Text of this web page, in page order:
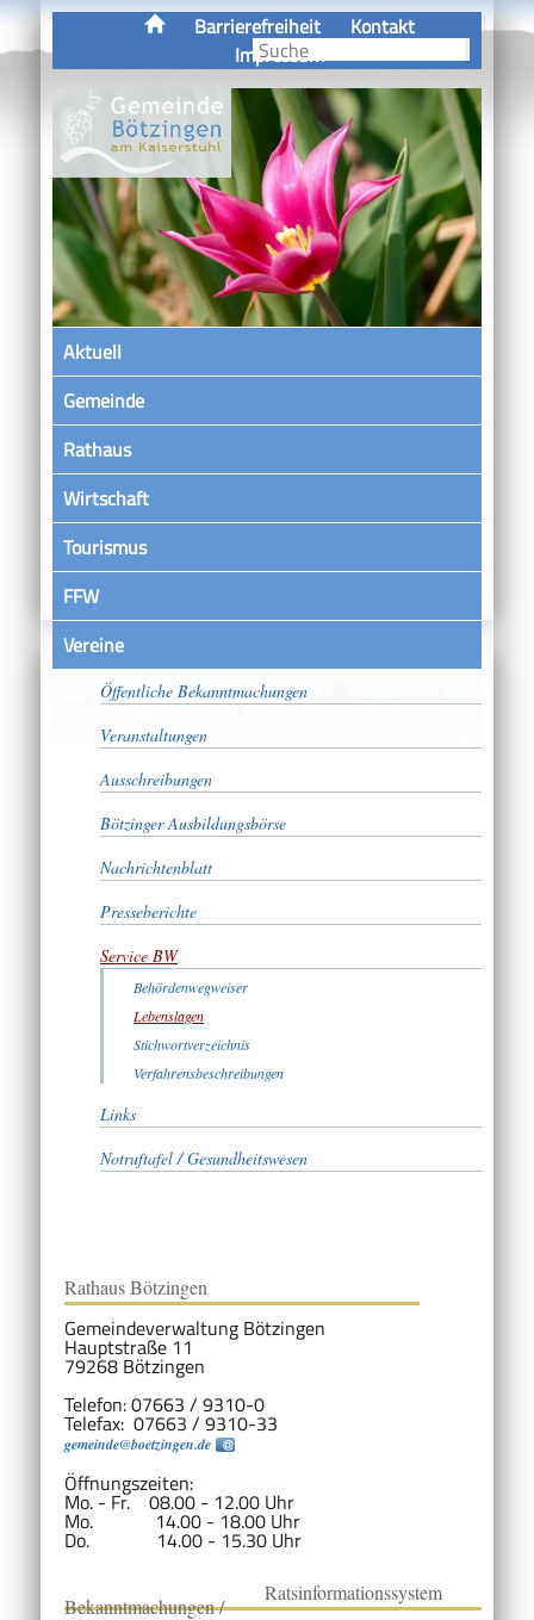
Barrierefreiheit
Kontakt
Impressum
Aktuell
Gemeinde
Rathaus
Wirtschaft
Tourismus
FFW
VereineSatzungen
Öffentliche Bekanntmachungen
Veranstaltungen
Ausschreibungen
Bötzinger Ausbildungsbörse
Nachrichtenblatt
Presseberichte
Service BW
Behördenwegweiser
Lebenslagen
Stichwortverzeichnis
Verfahrensbeschreibungen
Links
Notruftafel / Gesundheitswesen
Rathaus Bötzingen
Gemeindeverwaltung Bötzingen
Hauptstraße 11
79268 Bötzingen
Telefon: 07663 / 9310-0
Telefax: 07663 / 9310-33
gemeinde@boetzingen.de
Öffnungszeiten:
Mo. - Fr. 08.00 - 12.00 Uhr
Mo. 14.00 - 18.00 Uhr
Do. 14.00 - 15.30 Uhr
Bekanntmachungen /
Ratsinformationssystem